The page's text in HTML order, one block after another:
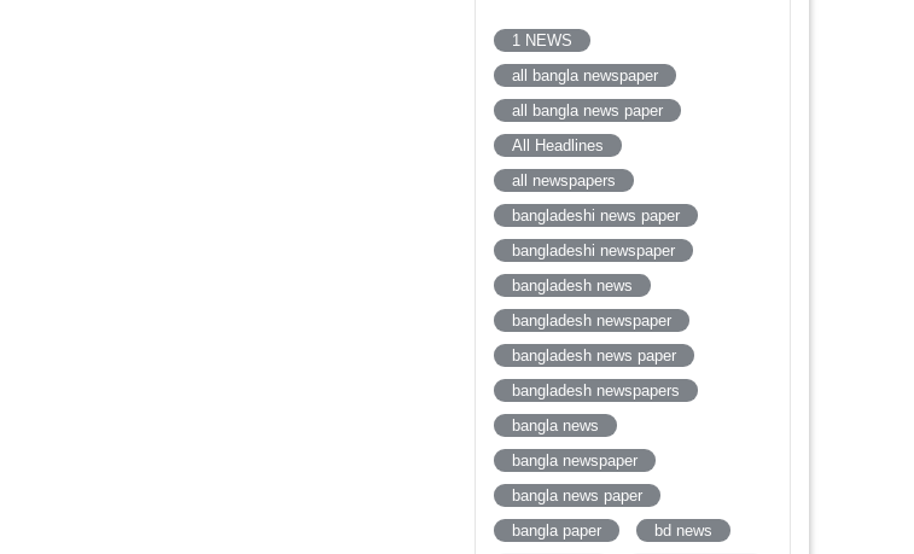
1 NEWS
all bangla newspaper
all bangla news paper
All Headlines
all newspapers
bangladeshi news paper
bangladeshi newspaper
bangladesh news
bangladesh newspaper
bangladesh news paper
bangladesh newspapers
bangla news
bangla newspaper
bangla news paper
bangla paper
bd news